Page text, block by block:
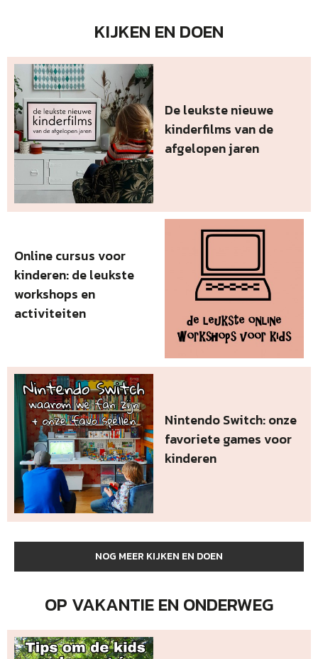
KIJKEN EN DOEN
NOG MEER KIJKEN EN DOEN
De leukste nieuwe
kinderfilms van de
afgelopen jaren
Online cursus voor
kinderen: de leukste
workshops en
activiteiten
Nintendo Switch: onze
favoriete games voor
kinderen
OP VAKANTIE EN ONDERWEG